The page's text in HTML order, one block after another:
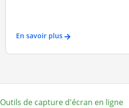
En savoir plus
Outils de capture d'écran en ligne